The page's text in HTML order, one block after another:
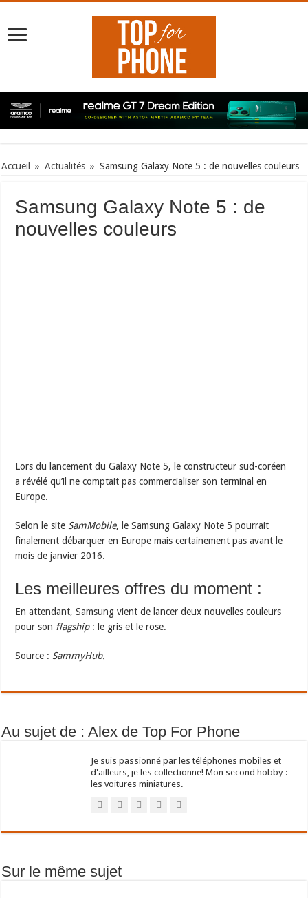
Accueil » Actualités » Samsung Galaxy Note 5 : de nouvelles couleurs
Samsung Galaxy Note 5 : de
nouvelles couleurs
Lors du lancement du Galaxy Note 5, le constructeur sud-coréen
a révélé qu’il ne comptait pas commercialiser son terminal en
Europe.
Selon le site SamMobile, le Samsung Galaxy Note 5 pourrait
finalement débarquer en Europe mais certainement pas avant le
mois de janvier 2016.
Les meilleures offres du moment :
En attendant, Samsung vient de lancer deux nouvelles couleurs
pour son flagship: le gris et le rose.
Source : SammyHub.
Au sujet de : Alex de Top For Phone
Je suis passionné par les téléphones mobiles et
d'ailleurs, je les collectionne! Mon second hobby :
les voitures miniatures.
Sur le même sujet